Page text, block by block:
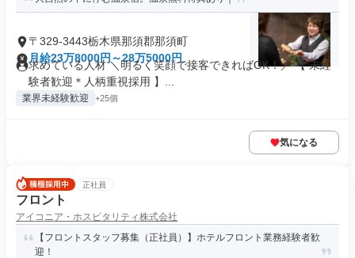
〒329-3443栃木県那須郡那須町
月給23万8000円～28万5000円
求めている人材 ＼明るく笑顔で接客できればOK！／ 【 未経
験者歓迎＊人柄重視採用 】...
業界未経験歓迎 +25個
気になる
正社員
フロント
アイコニア・ホスピタリティ株式会社
【フロントスタッフ募集（正社員）】ホテルフロント業務経験者歓
迎！